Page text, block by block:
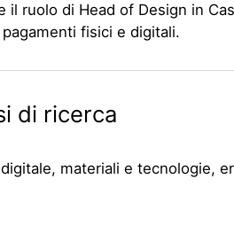
il ruolo di Head of Design in
fisici e digitali.
di ricerca
materiali e tecnologie,